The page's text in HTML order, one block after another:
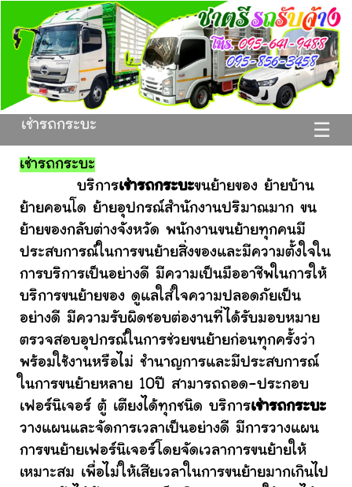
☰
เช่ารถกระบะ
เช่ารถกระบะ
บริการเช่ารถกระบะขนย้ายของ ย้ายบ้าน
ย้ายคอนโด ย้ายอุปกรณ์สำนักงานปริมาณมาก ขน
ย้ายของกลับต่างจังหวัด พนักงานขนย้ายทุกคนมี
ประสบการณ์ในการขนย้ายสิ่งของและมีความตั้งใจใน
การบริการเป็นอย่างดี มีความเป็นมืออาชีพในการให้
บริการขนย้ายของ ดูแลใส่ใจความปลอดภัยเป็น
อย่างดี มีความรับผิดชอบต่องานที่ได้รับมอบหมาย
ตรวจสอบอุปกรณ์ในการช่วยขนย้ายก่อนทุกครั้งว่า
พร้อมใช้งานหรือไม่ ชำนาญการและมีประสบการณ์
ในการขนย้ายหลาย 10ปี สามารถถอด-ประกอบ
เฟอร์นิเจอร์ ตู้ เตียงได้ทุกชนิด บริการเช่ารถกระบะ
วางแผนและจัดการเวลาเป็นอย่างดี มีการวางแผน
การขนย้ายเฟอร์นิเจอร์โดยจัดเวลาการขนย้ายให้
เหมาะสม เพื่อไม่ให้เสียเวลาในการขนย้ายมากเกินไป